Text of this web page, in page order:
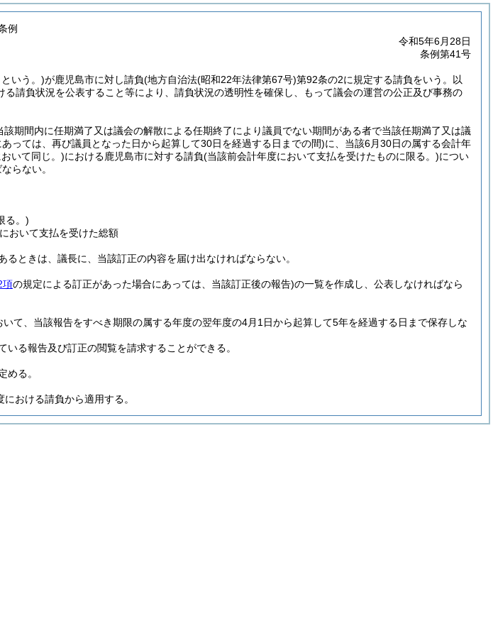
例
令和5年6月28日
条例第41号
いう。)が鹿児島市に対し請負(地方自治法(昭和22年法律第67号)第92条の2に規定する請負をいう。以
請負状況を公表すること等により、請負状況の透明性を確保し、もって議会の運営の公正及び事務の
該期間内に任期満了又は議会の解散による任期終了により議員でない期間がある者で当該任期満了又は議
っては、再び議員となった日から起算して30日を経過する日までの間)に、当該6月30日の属する会計年
おいて同じ。)における鹿児島市に対する請負(当該前会計年度において支払を受けたものに限る。)につい
らない。
る。)
おいて支払を受けた総額
ときは、議長に、当該訂正の内容を届け出なければならない。
項の規定による訂正があった場合にあっては、当該訂正後の報告)の一覧を作成し、公表しなければなら
て、当該報告をすべき期限の属する年度の翌年度の4月1日から起算して5年を経過する日まで保存しな
いる報告及び訂正の閲覧を請求することができる。
める。
おける請負から適用する。